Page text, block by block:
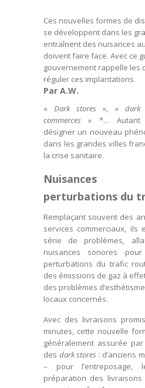
Ces nouvelles formes de
se développent dans les
entraînent des nuisances
doivent faire face. Avec ce
gouvernement rappelle les
réguler ces implantations.
Par A.W.
« Dark stores », « dark
commerces» *… Autant
désigner un nouveau
dans les grandes villes
la crise sanitaire.
Nuisances
perturbations du
Remplaçant souvent des
services commerciaux, ils
série de problèmes,
nuisances sonores
perturbations du trafic
des émissions de gaz à
des problèmes
locaux concernés.
Avec des livraisons
minutes, cette nouvelle
généralement assurée
des dark stores : d’anciens
– pour
préparation des